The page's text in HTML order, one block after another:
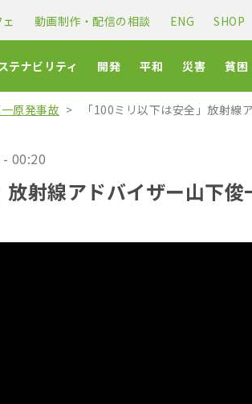
動画制作・配信の相談 ENG SHOP
テナビリティ 開発 平和 災害 貧困
原発事故 「100ミリ以下は安全」放射線
00:20
放射線アドバイザー山下